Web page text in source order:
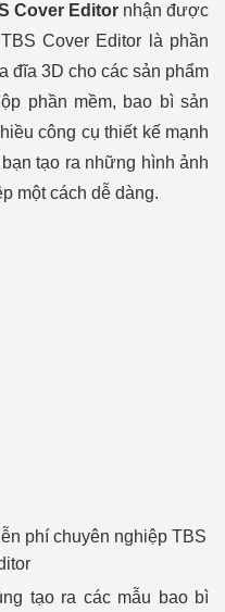
Cover Editornhận được
Cover Editor là phần
đĩa 3D cho các sản phẩm
phần mềm, bao bì sản
công cụ thiết kế mạnh
tạo ra những hình ảnh
một cách dễ dàng.
phí chuyên nghiệp TBS
tạo ra các mẫu bao bì